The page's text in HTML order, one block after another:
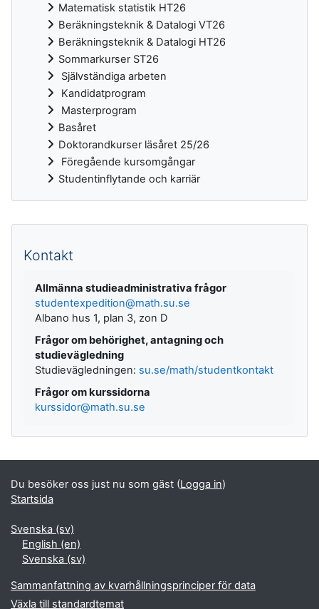
Matematisk statistik HT26
Beräkningsteknik & Datalogi VT26
Beräkningsteknik & Datalogi HT26
Sommarkurser ST26
Självständiga arbeten
Kandidatprogram
Masterprogram
Basåret
Doktorandkurser läsåret 25/26
Föregående kursomgångar
Studentinflytande och karriär
Kompletterande block
Kontakt
Allmänna studieadministrativa frågor
studentexpedition@math.su.se
Albano hus 1, plan 3, zon D
Frågor om behörighet, antagning och
studievägledning
Studievägledningen: su.se/math/studentkontakt
Frågor om kurssidorna
kurssidor@math.su.se
Du besöker oss just nu som gäst (Logga in)
Startsida
Svenska ‎(sv)‎
English ‎(en)‎
Svenska ‎(sv)‎
Sammanfattning av kvarhållningsprinciper för data
Växla till standardtemat